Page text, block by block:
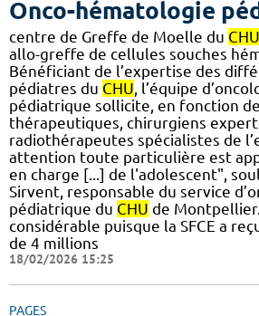
Onco-hématologie
centre de Greffe de Moelle du CHU
allo-greffe de cellules souches
Bénéficiant de l’expertise des
pédiatres du CHU, l’équipe
pédiatrique sollicite, en fonction
thérapeutiques, chirurgiens
radiothérapeutes spécialistes de
attention toute particulière est
en charge [...] de l'adolescent",
Sirvent, responsable du service
pédiatrique du CHU de
considérable puisque la SFCE a
de 4 millions
18/02/2026 15:25
PAGES